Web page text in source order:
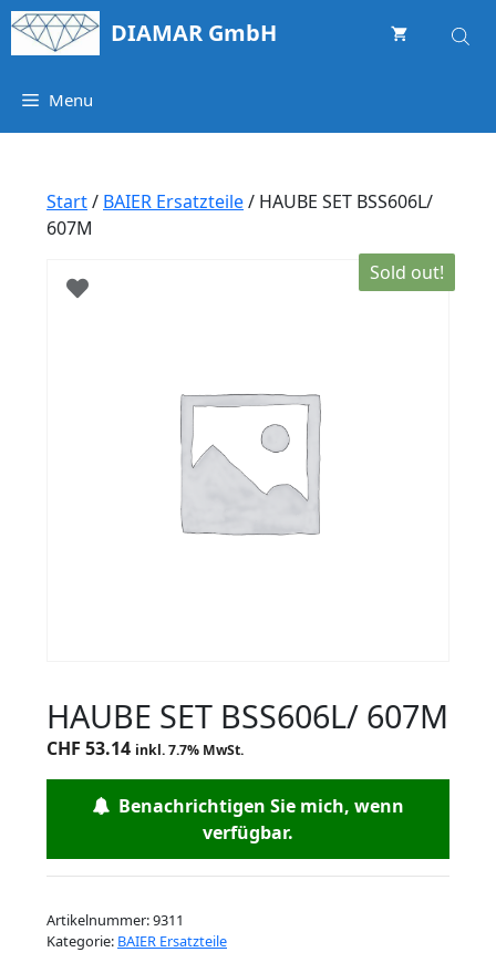
Springe
zum
DIAMAR GmbH
Menu
Start/ BAIER Ersatzteile/ HAUBE SET BSS606L/
607M
Sold out!
HAUBE SET BSS606L/ 607M
CHF 53.14 inkl. 7.7% MwSt.
Benachrichtigen Sie mich, wenn
verfügbar.
Artikelnummer:9311
Kategorie: BAIER Ersatzteile